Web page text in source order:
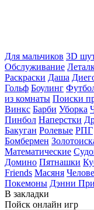
Для мальчиков 3D
Обслуживание
Раскраски Даша
Гольф Боулинг
из комнаты Поиски
Винкс Барби Уборка
Пинбол Наперстки
Бакуган Ролевые РПГ
Бомбермен
Математические
Домино Пятнашки
Friends Масяня
Покемоны Дэнни
В закладки
Пойск онлайн игр